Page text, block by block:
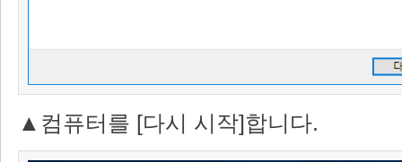
▲컴퓨터를 [다시 시작]합니다.